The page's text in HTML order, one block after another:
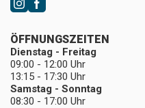
ÖFFNUNGSZEITEN
Dienstag - Freitag
09:00 - 12:00 Uhr
13:15 - 17:30 Uhr
Samstag - Sonntag
08:30 - 17:00 Uhr